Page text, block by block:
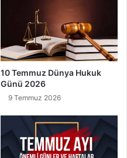
10 Temmuz Dünya Hukuk
Günü 2026
9 Temmuz 2026